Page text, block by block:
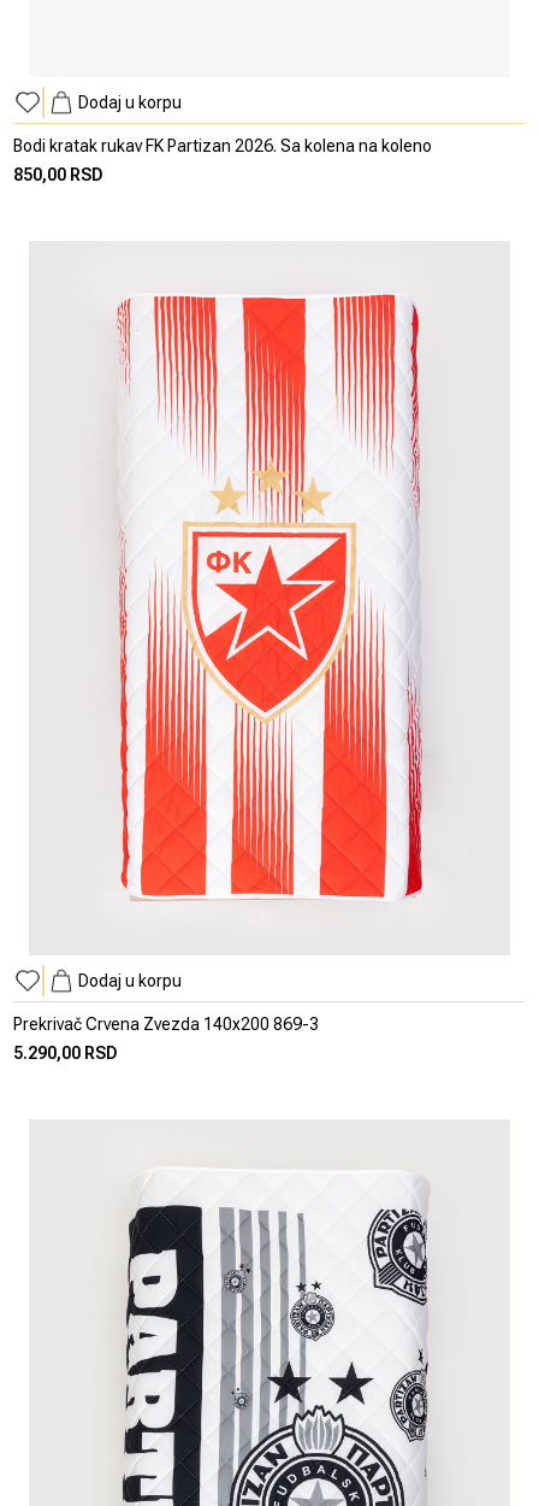
Dodaj u korpu
Bodi kratak rukav FK Partizan 2026. Sa kolena na koleno
850,00 RSD
Dodaj u korpu
Prekrivač Crvena Zvezda 140x200 869-3
5.290,00 RSD